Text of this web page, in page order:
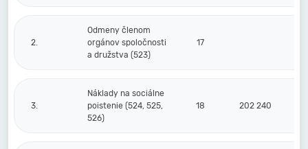
2.
Odmeny členom
orgánov spoločnosti
a družstva (523)
17
3.
Náklady na sociálne
poistenie (524, 525,
526)
18 202 240